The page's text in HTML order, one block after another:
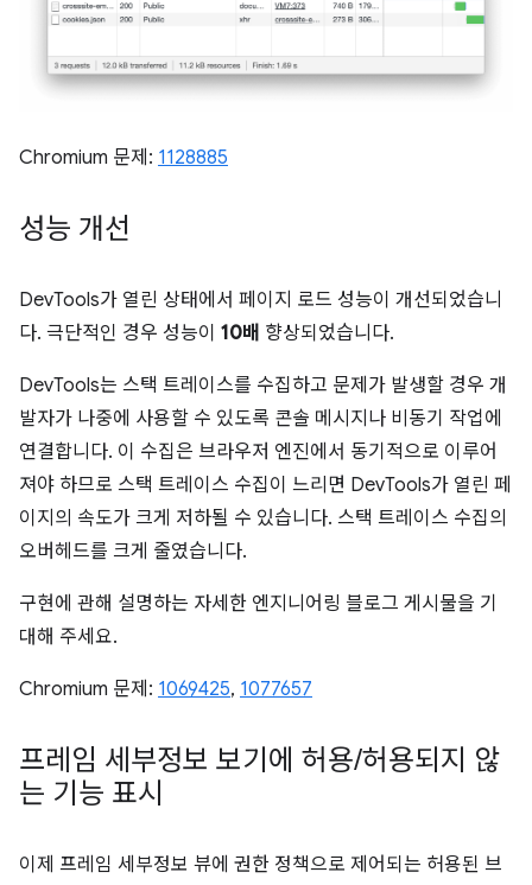
Chromium 문제: 1128885
성능 개선
DevTools가 열린 상태에서 페이지 로드 성능이 개선되었습니
다. 극단적인 경우 성능이 10배 향상되었습니다.
DevTools는 스택 트레이스를 수집하고 문제가 발생할 경우 개
발자가 나중에 사용할 수 있도록 콘솔 메시지나 비동기 작업에
연결합니다. 이 수집은 브라우저 엔진에서 동기적으로 이루어
져야 하므로 스택 트레이스 수집이 느리면 DevTools가 열린 페
이지의 속도가 크게 저하될 수 있습니다. 스택 트레이스 수집의
오버헤드를 크게 줄였습니다.
구현에 관해 설명하는 자세한 엔지니어링 블로그 게시물을 기
대해 주세요.
Chromium 문제: 1069425, 1077657
프레임 세부정보 보기에 허용/허용되지 않
는 기능 표시
이제 프레임 세부정보 뷰에 권한 정책으로 제어되는 허용된 브